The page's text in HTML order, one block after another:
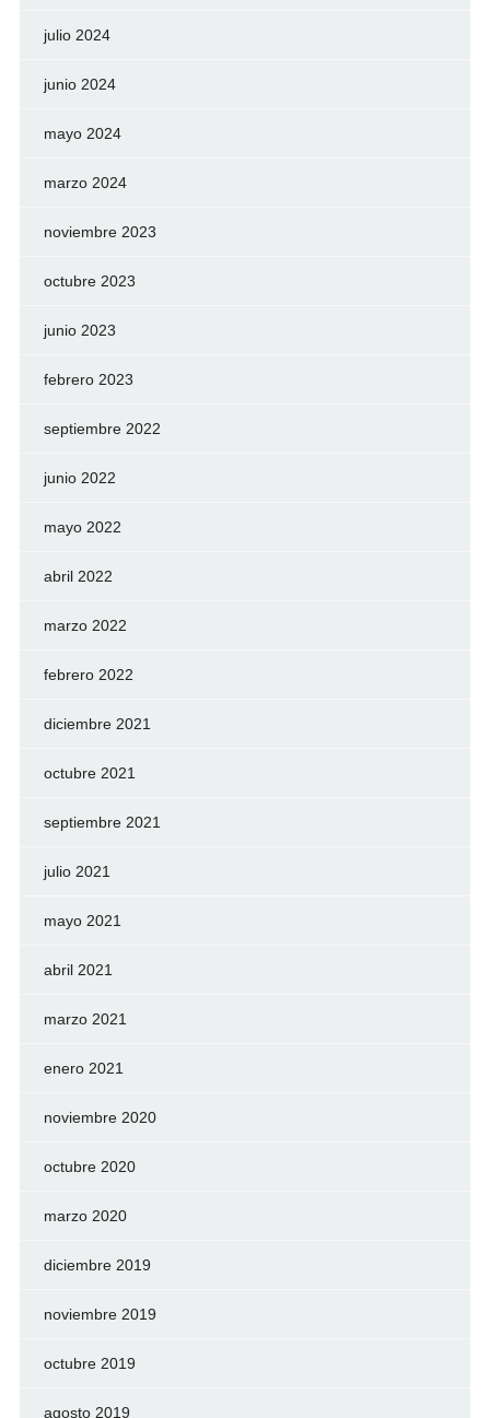
julio 2024
junio 2024
mayo 2024
marzo 2024
noviembre 2023
octubre 2023
junio 2023
febrero 2023
septiembre 2022
junio 2022
mayo 2022
abril 2022
marzo 2022
febrero 2022
diciembre 2021
octubre 2021
septiembre 2021
julio 2021
mayo 2021
abril 2021
marzo 2021
enero 2021
noviembre 2020
octubre 2020
marzo 2020
diciembre 2019
noviembre 2019
octubre 2019
agosto 2019